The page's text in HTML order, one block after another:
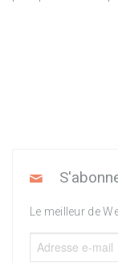
Le meilleur de